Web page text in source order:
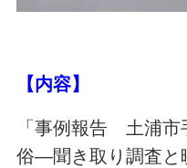
【内容】
「事例報告 土浦市
俗―聞き取り調査